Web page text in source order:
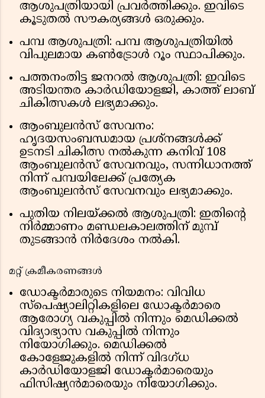
ആശുപത്രിയായി പ്രവർത്തിക്കും. ഇവിടെ
കൂടുതൽ സൗകര്യങ്ങൾ ഒരുക്കും.
പമ്പ ആശുപത്രി: പമ്പ ആശുപത്രിയിൽ
വിപുലമായ കൺട്രോൾ റൂം സ്ഥാപിക്കും.
പത്തനംതിട്ട ജനറൽ ആശുപത്രി: ഇവിടെ
അടിയന്തര കാർഡിയോളജി, കാത്ത് ലാബ്
ചികിത്സകൾ ലഭ്യമാക്കും.
ആംബുലൻസ് സേവനം:
ഹൃദയസംബന്ധമായ പ്രശ്നങ്ങൾക്ക്
ഉടനടി ചികിത്സ നൽകുന്ന കനിവ് 108
ആംബുലൻസ് സേവനവും, സന്നിധാനത്ത്
നിന്ന് പമ്പയിലേക്ക് പ്രത്യേക
ആംബുലൻസ് സേവനവും ലഭ്യമാക്കും.
പുതിയ നിലയ്ക്കൽ ആശുപത്രി: ഇതിന്റെ
നിർമ്മാണം മണ്ഡലകാലത്തിന് മുമ്പ്
തുടങ്ങാൻ നിർദേശം നൽകി.
മറ്റ് ക്രമീകരണങ്ങൾ
ഡോക്ടർമാരുടെ നിയമനം: വിവിധ
സ്പെഷ്യാലിറ്റികളിലെ ഡോക്ടർമാരെ
ആരോഗ്യ വകുപ്പിൽ നിന്നും മെഡിക്കൽ
വിദ്യാഭ്യാസ വകുപ്പിൽ നിന്നും
നിയോഗിക്കും. മെഡിക്കൽ
കോളേജുകളിൽ നിന്ന് വിദഗ്ധ
കാർഡിയോളജി ഡോക്ടർമാരെയും
ഫിസിഷ്യൻമാരെയും നിയോഗിക്കും.